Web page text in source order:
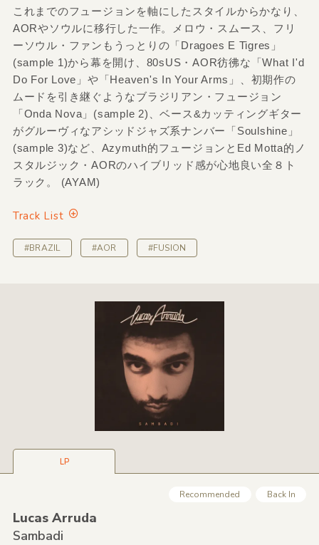
これまでのフュージョンを軸にしたスタイルからかなり、
AORやソウルに移行した一作。メロウ・スムース、フリ
ーソウル・ファンもうっとりの「Dragoes E Tigres」
(sample 1)から幕を開け、80sUS・AOR彷彿な「What I'd
Do For Love」や「Heaven's In Your Arms」、初期作の
ムードを引き継ぐようなブラジリアン・フュージョン
「Onda Nova」(sample 2)、ベース&カッティングギター
がグルーヴィなアシッドジャズ系ナンバー「Soulshine」
(sample 3)など、Azymuth的フュージョンとEd Motta的ノ
スタルジック・AORのハイブリッド感が心地良い全８ト
ラック。 (AYAM)
Track List
#BRAZIL #AOR #FUSION
LP
Recommended Back In
Lucas Arruda
Sambadi